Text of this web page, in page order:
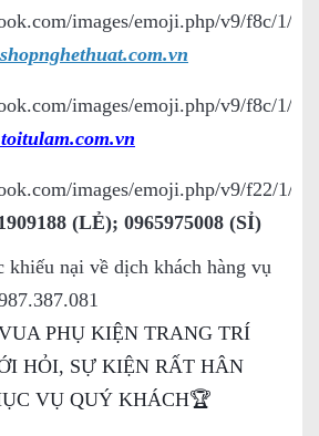
(LẺ); 0965975008 (SỈ)
khiếu nại về dịch khách hàng vụ
PHỤ KIỆN TRANG TRÍ
HỎI, SỰ KIỆN RẤT HÂN
VỤ QUÝ KHÁCH🏆